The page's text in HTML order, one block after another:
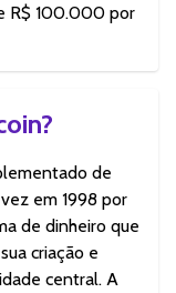
R$ 100.000 por
de
em 1998 por
de dinheiro que
criação e
central. A